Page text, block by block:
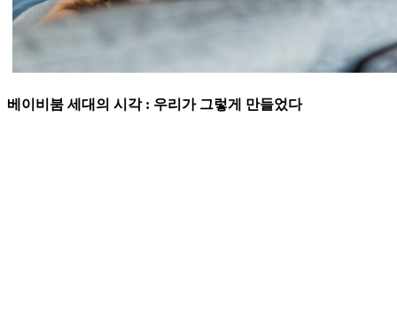
베이비붐 세대의 시각 : 우리가 그렇게 만들었다